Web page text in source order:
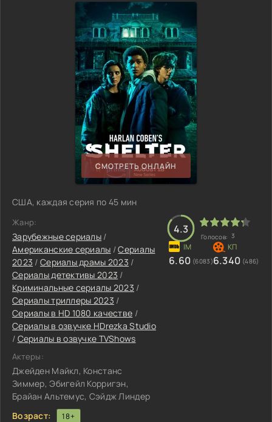
СМОТРЕТЬ ОНЛАЙН
США, каждая серия по 45 мин
Жанр:
Зарубежные сериалы /
Американские сериалы /Сериалы
2023 / Сериалы драмы 2023 /
Сериалы детективы 2023 /
Криминальные сериалы 2023 /
Сериалы триллеры 2023 /
Сериалы в HD 1080 качестве /
Сериалы в озвучке HDrezka Studio
/ Сериалы в озвучке TVShows
Актеры:
Джейден Майкл, Констанс
Зиммер, Эбигейл Корригэн,
Брайан Альтемус, Сэйдж Линдер
Возраст:
18+
4.3
Голосов: 3
6.60 (6083)6.340 (486)